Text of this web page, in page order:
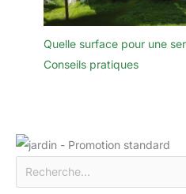
Quelle surface pour une
Conseils pratiques